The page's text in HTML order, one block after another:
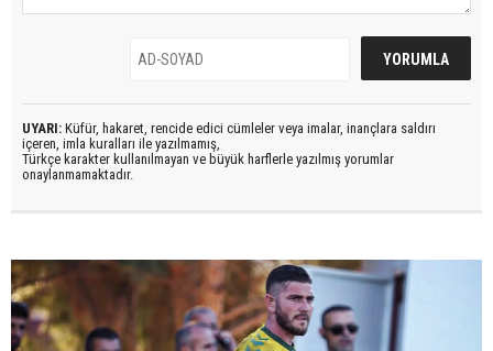
UYARI: Küfür, hakaret, rencide edici cümleler veya imalar, inançlara saldırı
içeren, imla kuralları ile yazılmamış,
Türkçe karakter kullanılmayan ve büyük harflerle yazılmış yorumlar
onaylanmamaktadır.